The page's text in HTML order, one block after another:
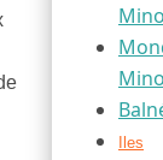
Iles